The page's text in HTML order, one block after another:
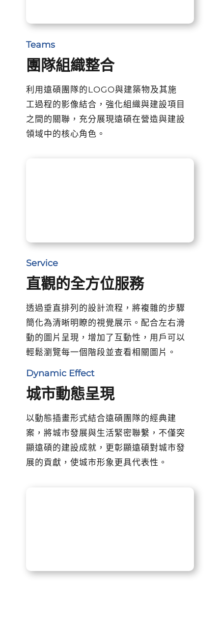
Teams
團隊組織整合
利用遠碩團隊的LOGO與建築物及其施
工過程的影像結合，強化組織與建設項目
之間的關聯，充分展現遠碩在營造與建設
領域中的核心角色。
Service
直觀的全方位服務
透過垂直排列的設計流程，將複雜的步驟
簡化為清晰明瞭的視覺展示。配合左右滑
動的圖片呈現，增加了互動性，用戶可以
輕鬆瀏覽每一個階段並查看相關圖片。
Dynamic Effect
城市動態呈現
以動態插畫形式結合遠碩團隊的經典建
案，將城市發展與生活緊密聯繫，不僅突
顯遠碩的建設成就，更彰顯遠碩對城市發
展的貢獻，使城市形象更具代表性。